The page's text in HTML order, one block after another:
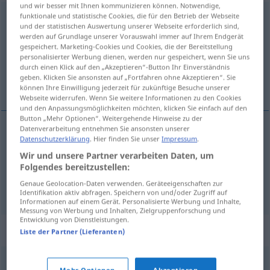
ummünzen v/t <-(es)t;sép;-ge-;h.>
Übersicht aller Übersetzungen
(Für mehr Details die Übersetzung anklicken/antippen)
changer...
Beispiele
etwasin etwas ( AKK)ummünzen
changer
Synonyme für "ummünzen"
und wir besser mit Ihnen kommunizieren können. Notwendige,
funktionale und statistische Cookies, die für den Betrieb der Webseite
und der statistischen Auswertung unserer Webseite erforderlich sind,
werden auf Grundlage unserer Vorauswahl immer auf Ihrem Endgerät
gespeichert. Marketing-Cookies und Cookies, die der Bereitstellung
personalisierter Werbung dienen, werden nur gespeichert, wenn Sie uns
durch einen Klick auf den „Akzeptieren“-Button Ihr Einverständnis
geben. Klicken Sie ansonsten auf „Fortfahren ohne Akzeptieren“. Sie
können Ihre Einwilligung jederzeit für zukünftige Besuche unserer
Webseite widerrufen. Wenn Sie weitere Informationen zu den Cookies
und den Anpassungsmöglichkeiten möchten, klicken Sie einfach auf den
Button „Mehr Optionen“. Weitergehende Hinweise zu der
Datenverarbeitung entnehmen Sie ansonsten unserer
Datenschutzerklärung. Hier finden Sie unserImpressum.
Wir und unsere Partner verarbeiten Daten, um
Folgendes bereitzustellen:
Genaue Geolocation-Daten verwenden. Geräteeigenschaften zur
Identifikation aktiv abfragen. Speichern von und/oder Zugriff auf
Informationen auf einem Gerät. Personalisierte Werbung und Inhalte,
Messung von Werbung und Inhalten, Zielgruppenforschung und
Entwicklung von Dienstleistungen.
Liste der Partner (Lieferanten)